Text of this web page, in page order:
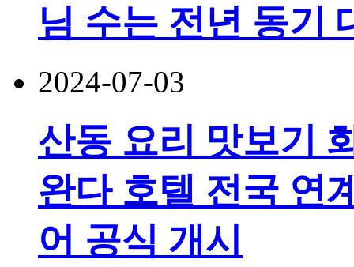
님 수는 전년 동기
2024-07-03
산동 요리 맛보기
완다 호텔 전국 연
어 공식 개시